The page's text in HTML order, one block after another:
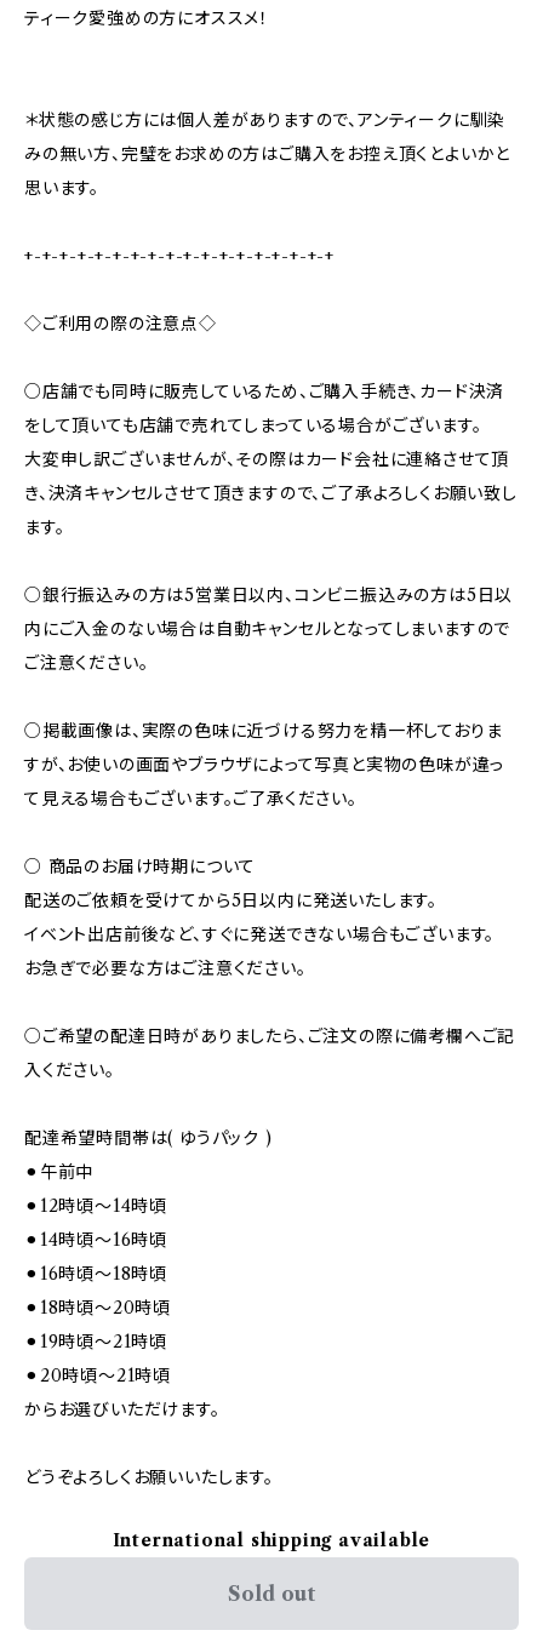
ティーク愛強めの方にオススメ！
＊状態の感じ方には個人差がありますので、アンティークに馴染
みの無い方、完璧をお求めの方はご購入をお控え頂くとよいかと
思います。
+-+-+-+-+-+-+-+-+-+-+-+-+-+-+-+-+-+
◇ご利用の際の注意点◇
○店舗でも同時に販売しているため、ご購入手続き、カード決済
をして頂いても店舗で売れてしまっている場合がございます。
大変申し訳ございませんが、その際はカード会社に連絡させて頂
き、決済キャンセルさせて頂きますので、ご了承よろしくお願い致し
ます。
○銀行振込みの方は5営業日以内、コンビニ振込みの方は5日以
内にご入金のない場合は自動キャンセルとなってしまいますので
ご注意ください。
○掲載画像は、実際の色味に近づける努力を精一杯しておりま
すが、お使いの画面やブラウザによって写真と実物の色味が違っ
て見える場合もございます。ご了承ください。
○ 商品のお届け時期について
配送のご依頼を受けてから5日以内に発送いたします。
イベント出店前後など、すぐに発送できない場合もございます。
お急ぎで必要な方はご注意ください。
○ご希望の配達日時がありましたら、ご注文の際に備考欄へご記
入ください。
配達希望時間帯は( ゆうパック )
⚫︎午前中
⚫︎12時頃～14時頃
⚫︎14時頃～16時頃
⚫︎16時頃～18時頃
⚫︎18時頃～20時頃
⚫︎19時頃～21時頃
⚫︎20時頃～21時頃
からお選びいただけます。
どうぞよろしくお願いいたします。
International shipping available
Sold out